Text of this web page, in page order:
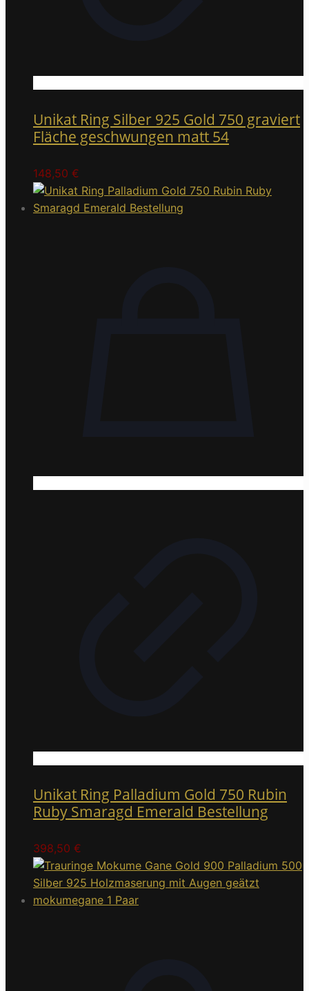
Unikat Ring Silber 925 Gold 750 graviert
Fläche geschwungen matt 54
148,50 €
Unikat Ring Palladium Gold 750 Rubin
Ruby Smaragd Emerald Bestellung
398,50 €